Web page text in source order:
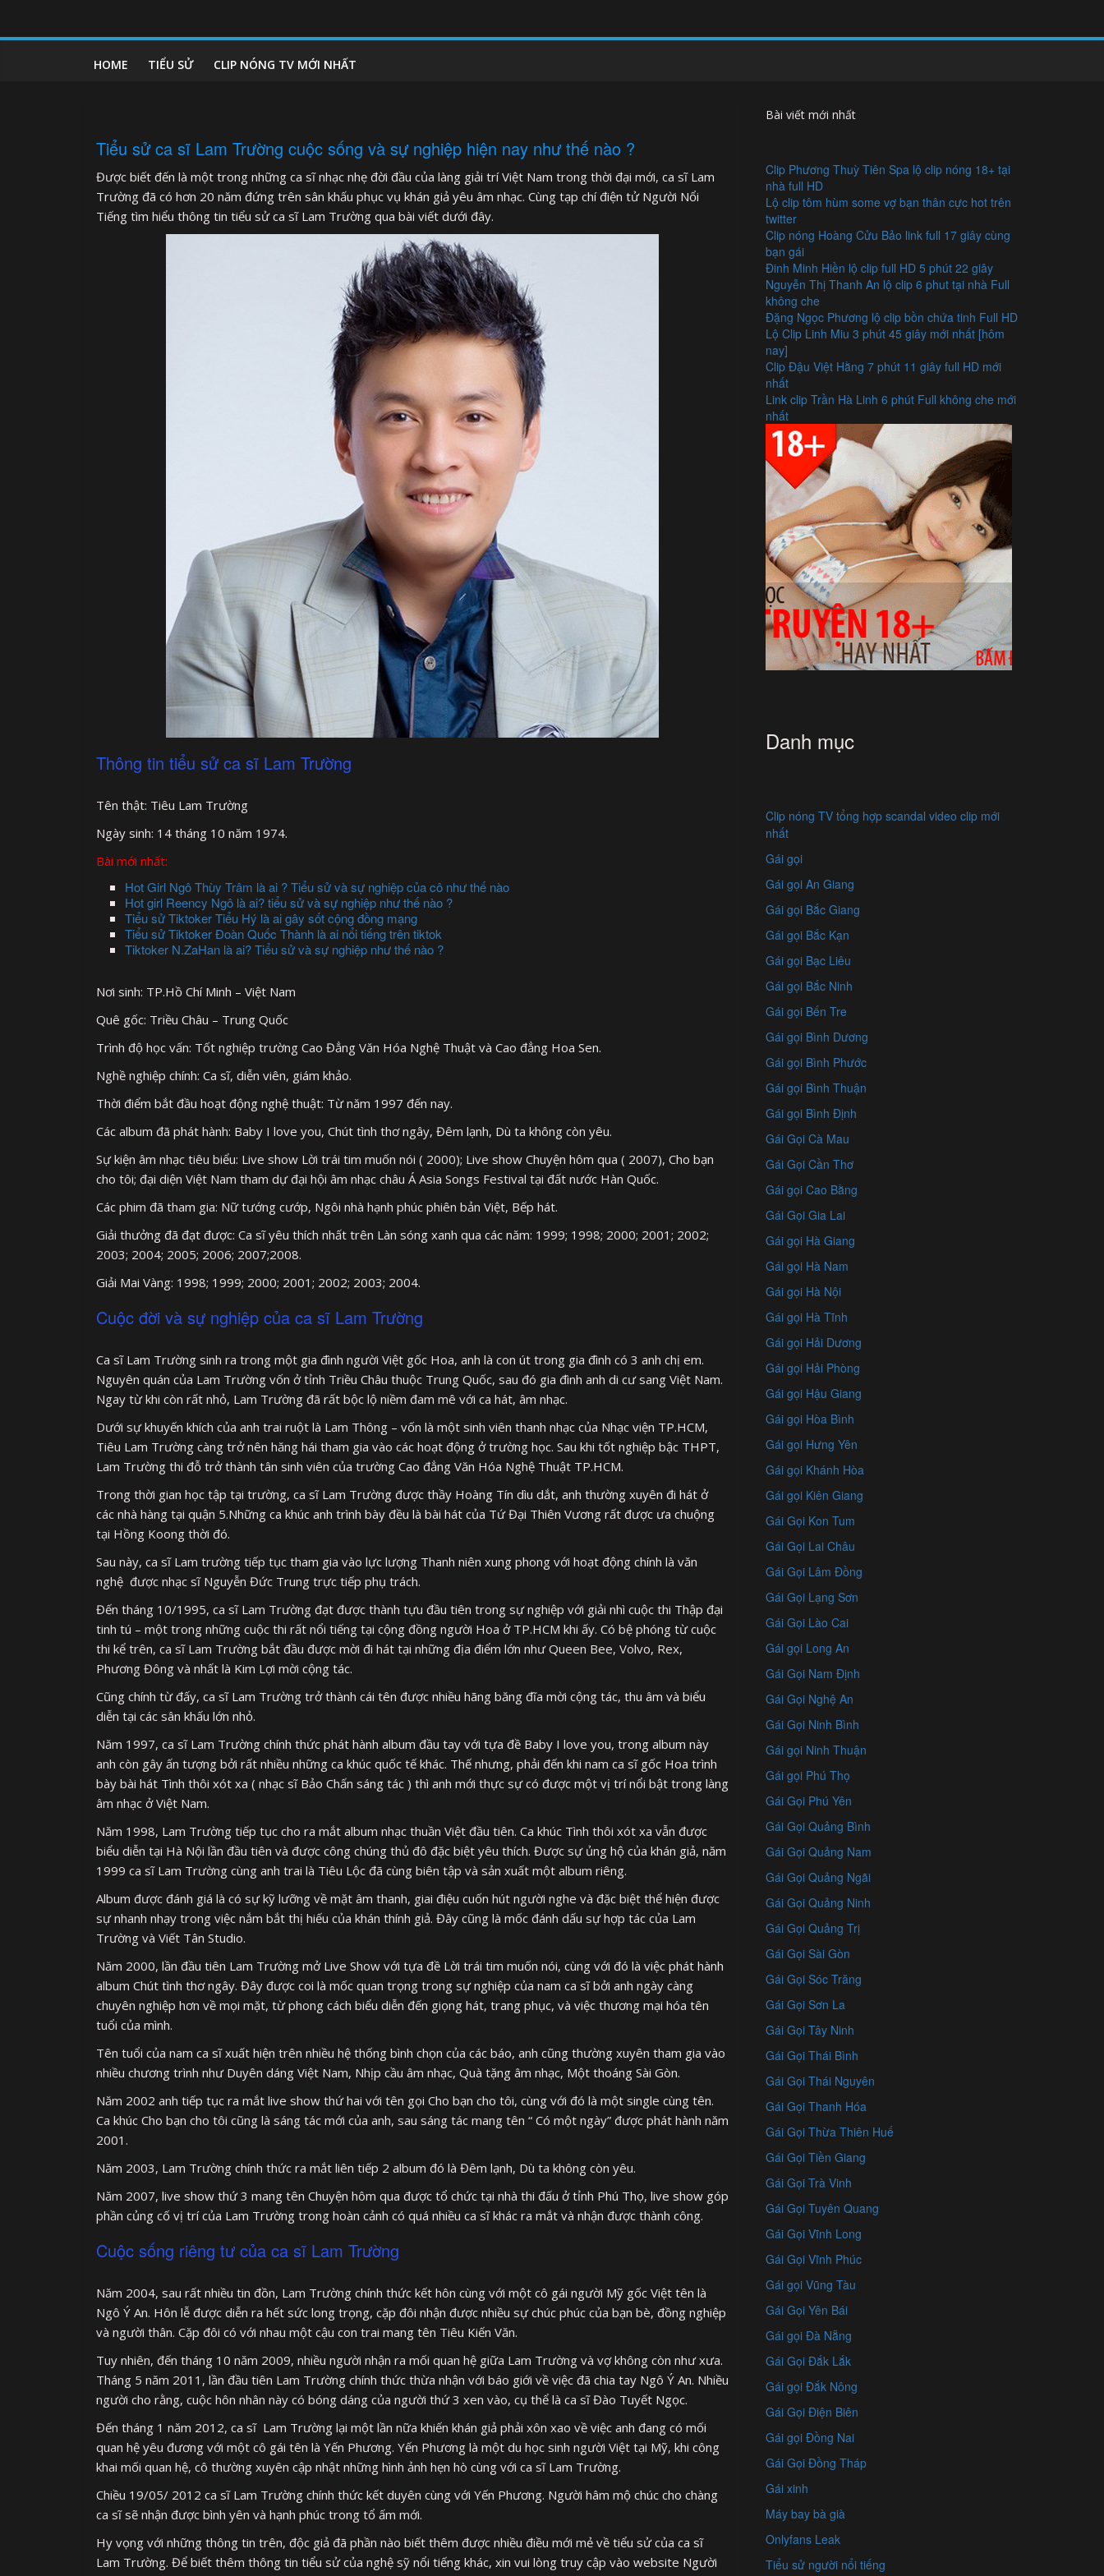
content
clipnonglive.com
HOME TIỂU SỬ CLIP NÓNG TV MỚI NHẤT
Tiểu sử ca sĩ Lam Trường cuộc sống và sự nghiệp hiện nay như thế nào ?
Được biết đến là một trong những ca sĩ nhạc nhẹ đời đầu của làng giải trí Việt Nam trong thời đại mới, ca sĩ Lam
Trường đã có hơn 20 năm đứng trên sân khấu phục vụ khán giả yêu âm nhạc. Cùng tạp chí điện tử Người Nổi
Tiếng tìm hiểu thông tin tiểu sử ca sĩ Lam Trường qua bài viết dưới đây.
Thông tin tiểu sử ca sĩ Lam Trường
Tên thật: Tiêu Lam Trường
Ngày sinh: 14 tháng 10 năm 1974.
Bài mới nhất:
Hot Girl Ngô Thùy Trâm là ai ? Tiểu sử và sự nghiệp của cô như thế nào
Hot girl Reency Ngô là ai? tiểu sử và sự nghiệp như thế nào ?
Tiểu sử Tiktoker Tiểu Hý là ai gây sốt cộng đồng mạng
Tiểu sử Tiktoker Đoàn Quốc Thành là ai nổi tiếng trên tiktok
Tiktoker N.ZaHan là ai? Tiểu sử và sự nghiệp như thế nào ?
Nơi sinh: TP.Hồ Chí Minh – Việt Nam
Quê gốc: Triều Châu – Trung Quốc
Trình độ học vấn: Tốt nghiệp trường Cao Đẳng Văn Hóa Nghệ Thuật và Cao đẳng Hoa Sen.
Nghề nghiệp chính: Ca sĩ, diễn viên, giám khảo.
Thời điểm bắt đầu hoạt động nghệ thuật: Từ năm 1997 đến nay.
Các album đã phát hành: Baby I love you, Chút tình thơ ngây, Đêm lạnh, Dù ta không còn yêu.
Sự kiện âm nhạc tiêu biểu: Live show Lời trái tim muốn nói ( 2000); Live show Chuyện hôm qua ( 2007), Cho bạn
cho tôi; đại diện Việt Nam tham dự đại hội âm nhạc châu Á Asia Songs Festival tại đất nước Hàn Quốc.
Các phim đã tham gia: Nữ tướng cướp, Ngôi nhà hạnh phúc phiên bản Việt, Bếp hát.
Giải thưởng đã đạt được: Ca sĩ yêu thích nhất trên Làn sóng xanh qua các năm: 1999; 1998; 2000; 2001; 2002;
2003; 2004; 2005; 2006; 2007;2008.
Giải Mai Vàng: 1998; 1999; 2000; 2001; 2002; 2003; 2004.
Cuộc đời và sự nghiệp của ca sĩ Lam Trường
Ca sĩ Lam Trường sinh ra trong một gia đình người Việt gốc Hoa, anh là con út trong gia đình có 3 anh chị em.
Nguyên quán của Lam Trường vốn ở tỉnh Triều Châu thuộc Trung Quốc, sau đó gia đình anh di cư sang Việt Nam.
Ngay từ khi còn rất nhỏ, Lam Trường đã rất bộc lộ niềm đam mê với ca hát, âm nhạc.
Dưới sự khuyến khích của anh trai ruột là Lam Thông – vốn là một sinh viên thanh nhạc của Nhạc viện TP.HCM,
Tiêu Lam Trường càng trở nên hăng hái tham gia vào các hoạt động ở trường học. Sau khi tốt nghiệp bậc THPT,
Lam Trường thi đỗ trở thành tân sinh viên của trường Cao đẳng Văn Hóa Nghệ Thuật TP.HCM.
Trong thời gian học tập tại trường, ca sĩ Lam Trường được thầy Hoàng Tín dìu dắt, anh thường xuyên đi hát ở
các nhà hàng tại quận 5.Những ca khúc anh trình bày đều là bài hát của Tứ Đại Thiên Vương rất được ưa chuộng
tại Hồng Koong thời đó.
Sau này, ca sĩ Lam trường tiếp tục tham gia vào lực lượng Thanh niên xung phong với hoạt động chính là văn
nghệ được nhạc sĩ Nguyễn Đức Trung trực tiếp phụ trách.
Đến tháng 10/1995, ca sĩ Lam Trường đạt được thành tựu đầu tiên trong sự nghiệp với giải nhì cuộc thi Thập đại
tinh tú – một trong những cuộc thi rất nổi tiếng tại cộng đồng người Hoa ở TP.HCM khi ấy. Có bệ phóng từ cuộc
thi kể trên, ca sĩ Lam Trường bắt đầu được mời đi hát tại những địa điểm lớn như Queen Bee, Volvo, Rex,
Phương Đông và nhất là Kim Lợi mời cộng tác.
Cũng chính từ đấy, ca sĩ Lam Trường trở thành cái tên được nhiều hãng băng đĩa mời cộng tác, thu âm và biểu
diễn tại các sân khấu lớn nhỏ.
Năm 1997, ca sĩ Lam Trường chính thức phát hành album đầu tay với tựa đề Baby I love you, trong album này
anh còn gây ấn tượng bởi rất nhiều những ca khúc quốc tế khác. Thế nhưng, phải đến khi nam ca sĩ gốc Hoa trình
bày bài hát Tình thôi xót xa ( nhạc sĩ Bảo Chấn sáng tác ) thì anh mới thực sự có được một vị trí nổi bật trong làng
âm nhạc ở Việt Nam.
Năm 1998, Lam Trường tiếp tục cho ra mắt album nhạc thuần Việt đầu tiên. Ca khúc Tình thôi xót xa vẫn được
biểu diễn tại Hà Nội lần đầu tiên và được công chúng thủ đô đặc biệt yêu thích. Được sự ủng hộ của khán giả, năm
1999 ca sĩ Lam Trường cùng anh trai là Tiêu Lộc đã cùng biên tập và sản xuất một album riêng.
Album được đánh giá là có sự kỹ lưỡng về mặt âm thanh, giai điệu cuốn hút người nghe và đặc biệt thể hiện được
sự nhanh nhạy trong việc nắm bắt thị hiếu của khán thính giả. Đây cũng là mốc đánh dấu sự hợp tác của Lam
Trường và Viết Tân Studio.
Năm 2000, lần đầu tiên Lam Trường mở Live Show với tựa đề Lời trái tim muốn nói, cùng với đó là việc phát hành
album Chút tình thơ ngây. Đây được coi là mốc quan trọng trong sự nghiệp của nam ca sĩ bởi anh ngày càng
chuyên nghiệp hơn về mọi mặt, từ phong cách biểu diễn đến giọng hát, trang phục, và việc thương mại hóa tên
tuổi của mình.
Tên tuổi của nam ca sĩ xuất hiện trên nhiều hệ thống bình chọn của các báo, anh cũng thường xuyên tham gia vào
nhiều chương trình như Duyên dáng Việt Nam, Nhịp cầu âm nhạc, Quà tặng âm nhạc, Một thoáng Sài Gòn.
Năm 2002 anh tiếp tục ra mắt live show thứ hai với tên gọi Cho bạn cho tôi, cùng với đó là một single cùng tên.
Ca khúc Cho bạn cho tôi cũng là sáng tác mới của anh, sau sáng tác mang tên “ Có một ngày” được phát hành năm
2001.
Năm 2003, Lam Trường chính thức ra mắt liên tiếp 2 album đó là Đêm lạnh, Dù ta không còn yêu.
Năm 2007, live show thứ 3 mang tên Chuyện hôm qua được tổ chức tại nhà thi đấu ở tỉnh Phú Thọ, live show góp
phần củng cố vị trí của Lam Trường trong hoàn cảnh có quá nhiều ca sĩ khác ra mắt và nhận được thành công.
Cuộc sống riêng tư của ca sĩ Lam Trường
Năm 2004, sau rất nhiều tin đồn, Lam Trường chính thức kết hôn cùng với một cô gái người Mỹ gốc Việt tên là
Ngô Ý An. Hôn lễ được diễn ra hết sức long trọng, cặp đôi nhận được nhiều sự chúc phúc của bạn bè, đồng nghiệp
và người thân. Cặp đôi có với nhau một cậu con trai mang tên Tiêu Kiến Văn.
Tuy nhiên, đến tháng 10 năm 2009, nhiều người nhận ra mối quan hệ giữa Lam Trường và vợ không còn như xưa.
Tháng 5 năm 2011, lần đầu tiên Lam Trường chính thức thừa nhận với báo giới về việc đã chia tay Ngô Ý An. Nhiều
người cho rằng, cuộc hôn nhân này có bóng dáng của người thứ 3 xen vào, cụ thể là ca sĩ Đào Tuyết Ngọc.
Đến tháng 1 năm 2012, ca sĩ Lam Trường lại một lần nữa khiến khán giả phải xôn xao về việc anh đang có mối
quan hệ yêu đương với một cô gái tên là Yến Phương. Yến Phương là một du học sinh người Việt tại Mỹ, khi công
khai mối quan hệ, cô thường xuyên cập nhật những hình ảnh hẹn hò cùng với ca sĩ Lam Trường.
Chiều 19/05/ 2012 ca sĩ Lam Trường chính thức kết duyên cùng với Yến Phương. Người hâm mộ chúc cho chàng
ca sĩ sẽ nhận được bình yên và hạnh phúc trong tổ ấm mới.
Hy vọng với những thông tin trên, độc giả đã phần nào biết thêm được nhiều điều mới mẻ về tiểu sử của ca sĩ
Lam Trường. Để biết thêm thông tin tiểu sử của nghệ sỹ nổi tiếng khác, xin vui lòng truy cập vào website Người
Bài viết mới nhất
Clip Phương Thuỳ Tiên Spa lộ clip nóng 18+ tại
nhà full HD
Lộ clip tôm hùm some vợ bạn thân cực hot trên
twitter
Clip nóng Hoàng Cửu Bảo link full 17 giây cùng
bạn gái
Đinh Minh Hiền lộ clip full HD 5 phút 22 giây
Nguyễn Thị Thanh An lộ clip 6 phut tại nhà Full
không che
Đặng Ngọc Phương lộ clip bồn chứa tinh Full HD
Lộ Clip Linh Miu 3 phút 45 giây mới nhất [hôm
nay]
Clip Đậu Việt Hằng 7 phút 11 giây full HD mới
nhất
Link clip Trần Hà Linh 6 phút Full không che mới
nhất
Danh mục
Clip nóng TV tổng hợp scandal video clip mới
nhất
Gái gọi
Gái gọi An Giang
Gái gọi Bắc Giang
Gái gọi Bắc Kạn
Gái gọi Bạc Liêu
Gái gọi Bắc Ninh
Gái gọi Bến Tre
Gái gọi Bình Dương
Gái gọi Bình Phước
Gái gọi Bình Thuận
Gái gọi Bình Định
Gái Gọi Cà Mau
Gái Gọi Cần Thơ
Gái gọi Cao Bằng
Gái Gọi Gia Lai
Gái gọi Hà Giang
Gái gọi Hà Nam
Gái gọi Hà Nội
Gái gọi Hà Tĩnh
Gái gọi Hải Dương
Gái gọi Hải Phòng
Gái gọi Hậu Giang
Gái gọi Hòa Bình
Gái gọi Hưng Yên
Gái gọi Khánh Hòa
Gái gọi Kiên Giang
Gái Gọi Kon Tum
Gái Gọi Lai Châu
Gái Gọi Lâm Đồng
Gái Gọi Lạng Sơn
Gái Gọi Lào Cai
Gái gọi Long An
Gái Gọi Nam Định
Gái Gọi Nghệ An
Gái Gọi Ninh Bình
Gái gọi Ninh Thuận
Gái gọi Phú Thọ
Gái Gọi Phú Yên
Gái Gọi Quảng Bình
Gái Gọi Quảng Nam
Gái Gọi Quảng Ngãi
Gái Gọi Quảng Ninh
Gái Gọi Quảng Trị
Gái Gọi Sài Gòn
Gái Gọi Sóc Trăng
Gái Gọi Sơn La
Gái Gọi Tây Ninh
Gái Gọi Thái Bình
Gái Gọi Thái Nguyên
Gái Gọi Thanh Hóa
Gái Gọi Thừa Thiên Huế
Gái Gọi Tiền Giang
Gái Gọi Trà Vinh
Gái Gọi Tuyên Quang
Gái Gọi Vĩnh Long
Gái Gọi Vĩnh Phúc
Gái gọi Vũng Tàu
Gái Gọi Yên Bái
Gái gọi Đà Nẵng
Gái Gọi Đắk Lắk
Gái gọi Đắk Nông
Gái Gọi Điện Biên
Gái gọi Đồng Nai
Gái Gọi Đồng Tháp
Gái xinh
Máy bay bà già
Onlyfans Leak
Tiểu sử người nổi tiếng